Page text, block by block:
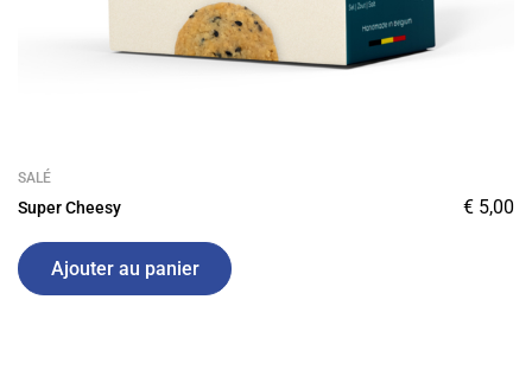
SALÉ
Super Cheesy € 5,00
Ajouter au panier